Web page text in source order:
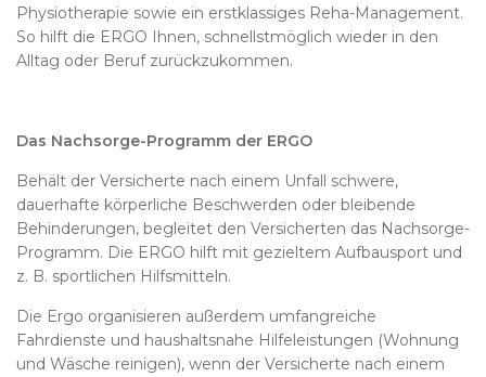
Physiotherapie sowie ein erstklassiges Reha-Management.
So hilft die ERGO Ihnen, schnellstmöglich wieder in den
Alltag oder Beruf zurückzukommen.
Das Nachsorge-Programm der ERGO
Behält der Versicherte nach einem Unfall schwere,
dauerhafte körperliche Beschwerden oder bleibende
Behinderungen, begleitet den Versicherten das Nachsorge-
Programm. Die ERGO hilft mit gezieltem Aufbausport und
z. B. sportlichen Hilfsmitteln.
Die Ergo organisieren außerdem umfangreiche
Fahrdienste und haushaltsnahe Hilfeleistungen (Wohnung
und Wäsche reinigen), wenn der Versicherte nach einem